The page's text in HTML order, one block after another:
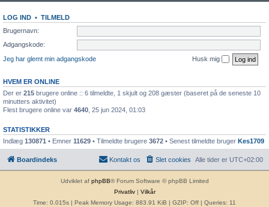
LOG IND • TILMELD
Brugernavn:
Adgangskode:
Jeg har glemt min adgangskode
Husk mig
HVEM ER ONLINE
Der er 215 brugere online :: 6 tilmeldte, 1 skjult og 208 gæster (baseret på de seneste 10
minutters aktivitet)
Flest brugere online var 4640 , 25 jun 2024, 01:03
STATISTIKKER
Indlæg 130871 • Emner 11629 • Tilmeldte brugere 3672 • Senest tilmeldte bruger Kes1709
Boardindeks Alle tider er UTC+02:00
Slet cookies
Kontakt os
Udviklet af phpBB® Forum Software © phpBB Limited
Privatliv| Vilkår
Time: 0.015s | Peak Memory Usage: 883.91 KiB | GZIP: Off | Queries: 11